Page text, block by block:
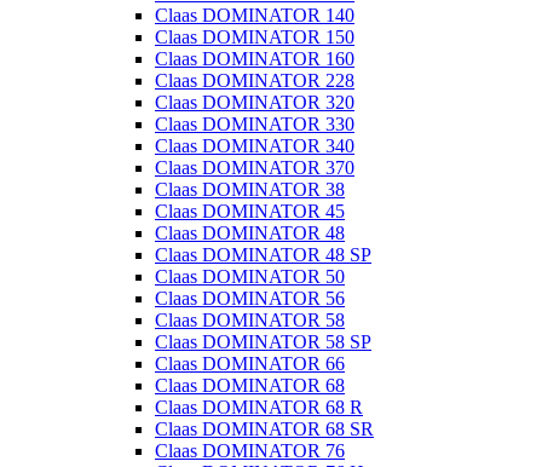
Claas DOMINATOR 140
Claas DOMINATOR 150
Claas DOMINATOR 160
Claas DOMINATOR 228
Claas DOMINATOR 320
Claas DOMINATOR 330
Claas DOMINATOR 340
Claas DOMINATOR 370
Claas DOMINATOR 38
Claas DOMINATOR 45
Claas DOMINATOR 48
Claas DOMINATOR 48 SP
Claas DOMINATOR 50
Claas DOMINATOR 56
Claas DOMINATOR 58
Claas DOMINATOR 58 SP
Claas DOMINATOR 66
Claas DOMINATOR 68
Claas DOMINATOR 68 R
Claas DOMINATOR 68 SR
Claas DOMINATOR 76